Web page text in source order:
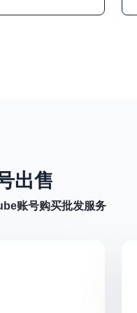
出售
账号购买批发服务